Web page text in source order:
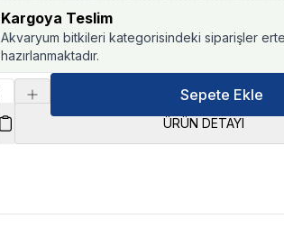
Kargoya Teslim
Akvaryum bitkileri kategorisindeki siparişler
hazırlanmaktadır.
Sepete Ekle
ÜRÜN DETAYI